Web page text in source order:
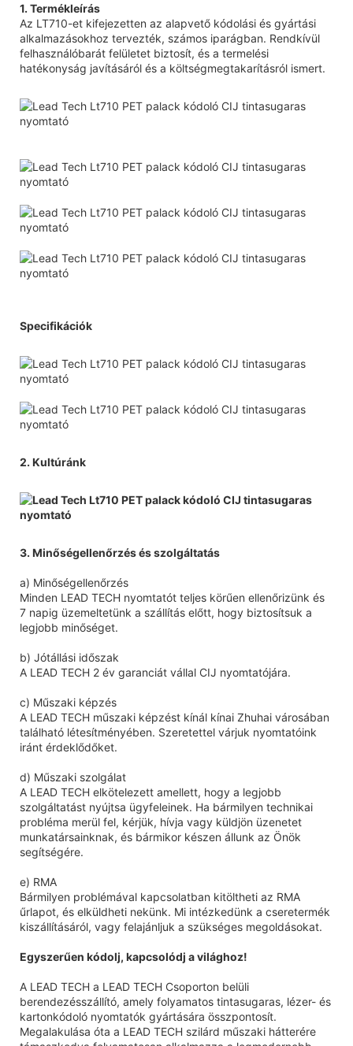
1. Termékleírás
Az LT710-et kifejezetten az alapvető kódolási és gyártási
alkalmazásokhoz tervezték, számos iparágban. Rendkívül
felhasználóbarát felületet biztosít, és a termelési
hatékonyság javításáról és a költségmegtakarításról ismert.
Specifikációk
2. Kultúránk
3. Minőségellenőrzés és szolgáltatás
a) Minőségellenőrzés
Minden LEAD TECH nyomtatót teljes körűen ellenőrizünk és
7 napig üzemeltetünk a szállítás előtt, hogy biztosítsuk a
legjobb minőséget.
b) Jótállási időszak
A LEAD TECH 2 év garanciát vállal CIJ nyomtatójára.
c) Műszaki képzés
A LEAD TECH műszaki képzést kínál kínai Zhuhai városában
található létesítményében. Szeretettel várjuk nyomtatóink
iránt érdeklődőket.
d) Műszaki szolgálat
A LEAD TECH elkötelezett amellett, hogy a legjobb
szolgáltatást nyújtsa ügyfeleinek. Ha bármilyen technikai
probléma merül fel, kérjük, hívja vagy küldjön üzenetet
munkatársainknak, és bármikor készen állunk az Önök
segítségére.
e) RMA
Bármilyen problémával kapcsolatban kitöltheti az RMA
űrlapot, és elküldheti nekünk. Mi intézkedünk a cseretermék
kiszállításáról, vagy felajánljuk a szükséges megoldásokat.
Egyszerűen kódolj, kapcsolódj a világhoz!
A LEAD TECH a LEAD TECH Csoporton belüli
berendezésszállító, amely folyamatos tintasugaras, lézer- és
kartonkódoló nyomtatók gyártására összpontosít.
Megalakulása óta a LEAD TECH szilárd műszaki hátterére